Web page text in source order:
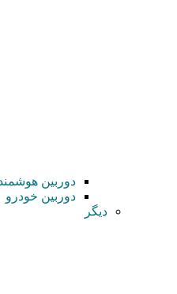
دوربین
دوربین خودرو
دیگر